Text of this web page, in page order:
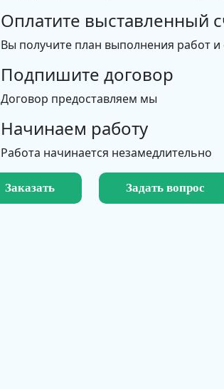
Оплатите выставленный
Вы получите план выполнения работ и
Подпишите договор
Договор предоставляем мы
Начинаем работу
Работа начинается незамедлительно
Заказать Задать вопрос